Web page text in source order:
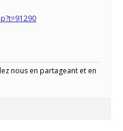
nous en partageant et en